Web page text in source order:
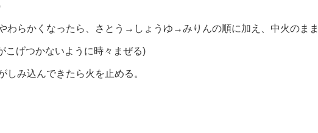
わらかくなったら、さとう→しょうゆ→みりんの順に加え、中火のまま
こげつかないように時々まぜる)
み込んできたら火を止める。